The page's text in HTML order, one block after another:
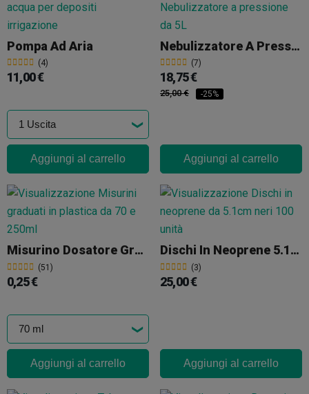
Pompa Ad Aria
(4)
11,00 €
Aggiungi al carrello
Nebulizzatore A Pressione 5L
(7)
18,75 €
25,00 € -25%
Aggiungi al carrello
Misurino Dosatore Graduato
(51)
0,25 €
Aggiungi al carrello
Dischi In Neoprene 5.1cm
(3)
25,00 €
Aggiungi al carrello